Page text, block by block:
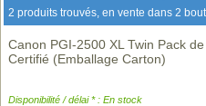
2 produits trouvés, en vente dans 2
Canon PGI-2500 XL Twin Pack
Certifié (Emballage Carton)
Disponibilité / délai * : En stock